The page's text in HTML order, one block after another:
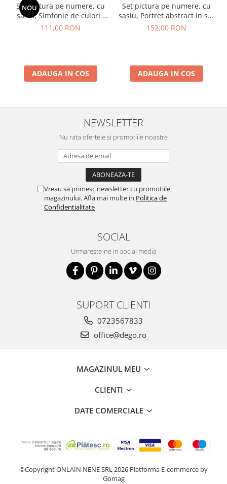
NOU
Set pictura pe numere, cu
sasiu, Simfonie de culori -
vopsele metalizate, 40x50
111,00 RON
ADAUGA IN COS
Set pictura pe numere, cu
sasiu, Portret abstract in stil
Picasso, 40x50 cm
152,00 RON
ADAUGA IN COS
NEWSLETTER
Nu rata ofertele si promotiile noastre
Vreau sa primesc newsletter cu promotiile
magazinului. Afla mai multe in Politica de
Confidentialitate
SOCIAL
Urmareste-ne in social media
SUPORT CLIENTI
0723567833
office@dego.ro
MAGAZINUL MEU
CLIENTI
DATE COMERCIALE
©Copyright ONLAIN NENE SRL 2026 Platforma E-commerce by
Gomag